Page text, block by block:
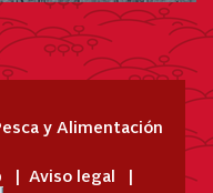
y Alimentación
Aviso legal